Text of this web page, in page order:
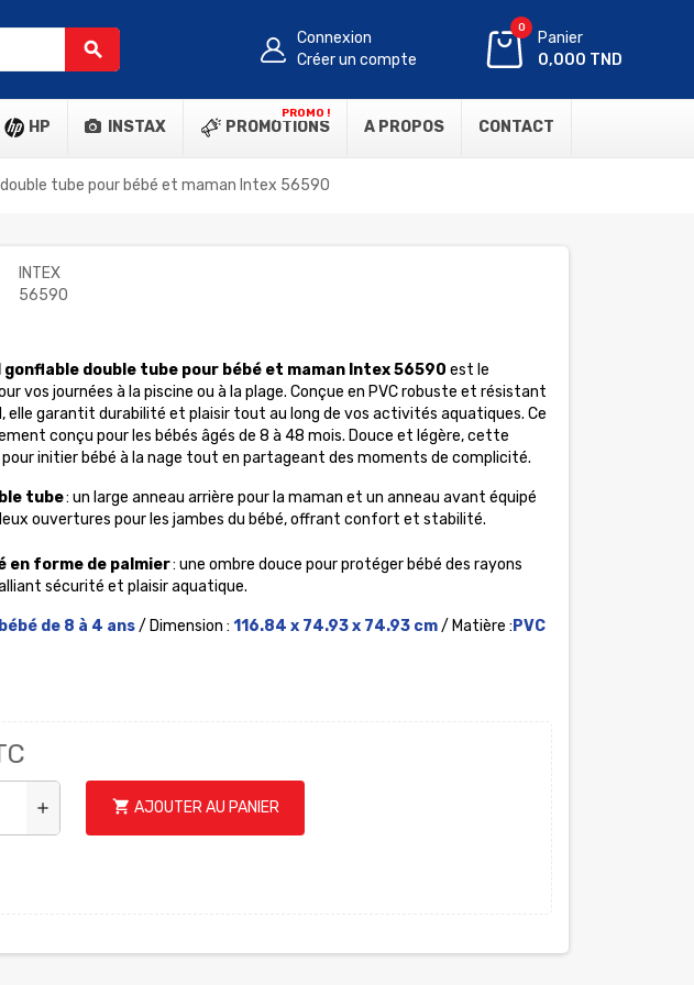
search
Connexion
Créer un compte
0
Panier
0,000 TND
HP INSTAX PROMOTIONS
PROMO !
A PROPOS CONTACT
tube pour bébé et maman Intex 56590
INTEX
56590
gonflable double tube pour bébé et maman Intex 56590 est le
vos journées à la piscine ou à la plage. Conçue en PVC robuste et résistant
elle garantit durabilité et plaisir tout au long de vos activités aquatiques. Ce
conçu pour les bébés âgés de 8 à 48 mois. Douce et légère, cette
initier bébé à la nage tout en partageant des moments de complicité.
tube: un large anneau arrière pour la maman et un anneau avant équipé
ouvertures pour les jambes du bébé, offrant confort et stabilité.
en forme de palmier: une ombre douce pour protéger bébé des rayons
sécurité et plaisir aquatique.
bébé de 8 à 4 ans/ Dimension : 116.84 x 74.93 x 74.93 cm/ Matière : PVC
add shopping_cart AJOUTER AU PANIER